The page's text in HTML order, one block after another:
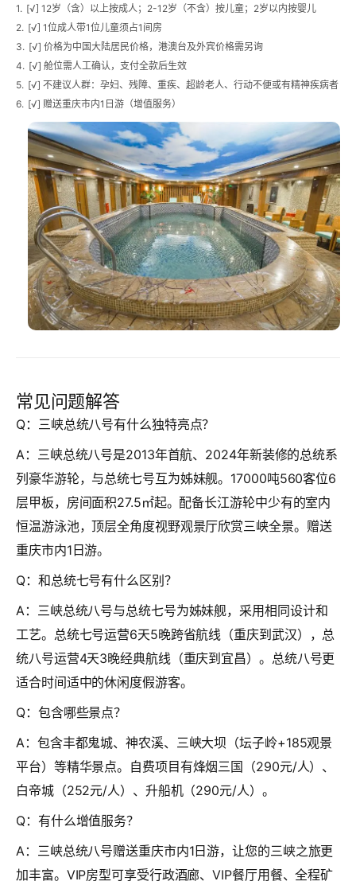
1. [√] 12岁（含）以上按成人；2-12岁（不含）按儿童；2岁以内按婴儿
2. [√] 1位成人带1位儿童须占1间房
3. [√] 价格为中国大陆居民价格，港澳台及外宾价格需另询
4. [√] 舱位需人工确认，支付全款后生效
5. [√] 不建议人群：孕妇、残障、重疾、超龄老人、行动不便或有精神疾病者
6. [√] 赠送重庆市内1日游（增值服务）
常见问题解答
Q：三峡总统八号有什么独特亮点？
A：三峡总统八号是2013年首航、2024年新装修的总统系
列豪华游轮，与总统七号互为姊妹舰。17000吨560客位6
层甲板，房间面积27.5㎡起。配备长江游轮中少有的室内
恒温游泳池，顶层全角度视野观景厅欣赏三峡全景。赠送
重庆市内1日游。
Q：和总统七号有什么区别？
A：三峡总统八号与总统七号为姊妹舰，采用相同设计和
工艺。总统七号运营6天5晚跨省航线（重庆到武汉），总
统八号运营4天3晚经典航线（重庆到宜昌）。总统八号更
适合时间适中的休闲度假游客。
Q：包含哪些景点？
A：包含丰都鬼城、神农溪、三峡大坝（坛子岭+185观景
平台）等精华景点。自费项目有烽烟三国（290元/人）、
白帝城（252元/人）、升船机（290元/人）。
Q：有什么增值服务？
A：三峡总统八号赠送重庆市内1日游，让您的三峡之旅更
加丰富。VIP房型可享受行政酒廊、VIP餐厅用餐、全程矿